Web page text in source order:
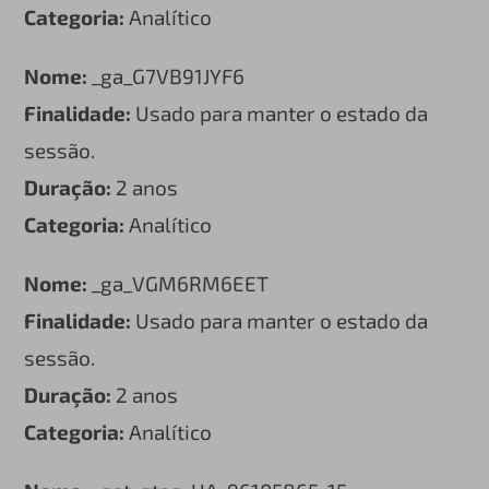
Categoria: Analítico
Nome: _ga_G7VB91JYF6
Finalidade: Usado para manter o estado da
sessão.
Duração: 2 anos
Categoria: Analítico
Nome: _ga_VGM6RM6EET
Finalidade: Usado para manter o estado da
sessão.
Duração: 2 anos
Categoria: Analítico